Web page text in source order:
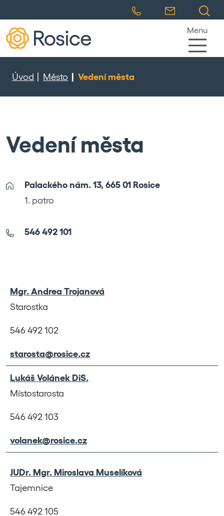
Menu
Úvod Město Vedení města
Vedení města
Palackého nám. 13, 665 01 Rosice
1. patro
546 492 101
Mgr. Andrea Trojanová
Starostka
546 492 102
starosta@rosice.cz
Lukáš Volánek DiS.
Místostarosta
546 492 103
volanek@rosice.cz
JUDr. Mgr. Miroslava Muselíková
Tajemnice
546 492 105